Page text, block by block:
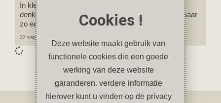
In kleermakerszit zitten, ogen dicht en stoppen met
denken. That’s it. Zo dacht ik altijd over mediteren maar
zo eenvoudig bleek het niet te zijn.
22 september 2023
Cookies !
Deze website maakt gebruik van
functionele cookies die een goede
werking van deze website
garanderen. verdere informatie
hierover kunt u vinden op de privacy